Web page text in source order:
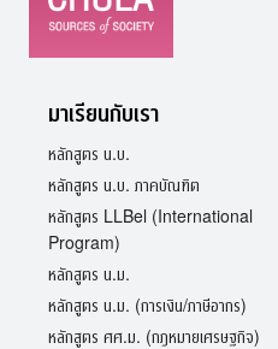
มาเรียนกับเรา
หลักสูตร น.บ.
หลักสูตร น.บ. ภาคบัณฑิต
หลักสูตร LLBel (International
Program)
หลักสูตร น.ม.
หลักสูตร น.ม. (การเงิน/ภาษีอากร)
หลักสูตร ศศ.ม. (กฎหมายเศรษฐกิจ)